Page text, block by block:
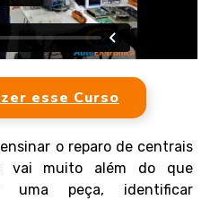
esse Curso
o reparo de centrais
vai muito além do que
uma peça, identificar